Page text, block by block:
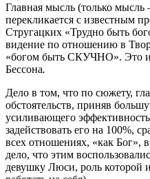
Главная мысль (только
перекликается с известным
Стругацких «Трудно быть
видение по отношению в
«богом быть СКУЧНО». Это и
Бессона.
Дело в том, что по сюжету,
обстоятельств, приняв
усиливающего
задействовать его на 100%,
всех отношениях, «как Бог»,
дело, что этим
девушку Люси, роль которой